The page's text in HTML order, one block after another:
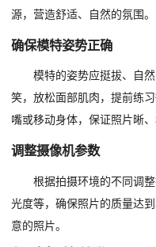
源，营造舒适、自然的氛围。
确保模特姿势正确
模特的姿势应挺拔、自
笑，放松面部肌肉，提前练
嘴或移动身体，保证照片晰、
调整摄像机参数
根据拍摄环境的不同调
光度等，确保照片的质量达
意的照片。